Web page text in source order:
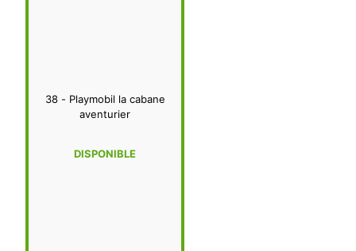
38 - Playmobil la cabane
aventurier
DISPONIBLE